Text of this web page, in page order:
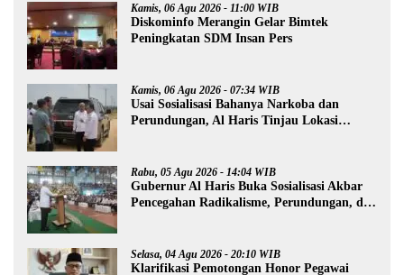
Kamis, 06 Agu 2026 - 11:00 WIB
Diskominfo Merangin Gelar Bimtek
Peningkatan SDM Insan Pers
Kamis, 06 Agu 2026 - 07:34 WIB
Usai Sosialisasi Bahanya Narkoba dan
Perundungan, Al Haris Tinjau Lokasi
Rabu, 05 Agu 2026 - 14:04 WIB
Gubernur Al Haris Buka Sosialisasi Akbar
Pencegahan Radikalisme, Perundungan, dan
Selasa, 04 Agu 2026 - 20:10 WIB
Klarifikasi Pemotongan Honor Pegawai